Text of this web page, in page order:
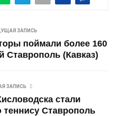
ЗАПИСЬ
поймали более 160
Ставрополь (Кавказ)
ЗАПИСЬ
стали
Ставрополь